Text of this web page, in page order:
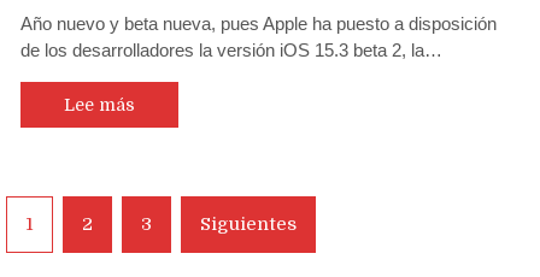
Año nuevo y beta nueva, pues Apple ha puesto a disposición
de los desarrolladores la versión iOS 15.3 beta 2, la…
Lee más
Navegación
de
1 2 3 Siguientes